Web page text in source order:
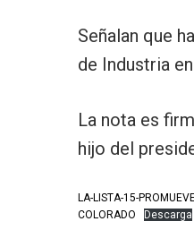
Señalan que
de Industria
La nota es
hijo del
LA-LISTA-15-
COLORADO
Descarga